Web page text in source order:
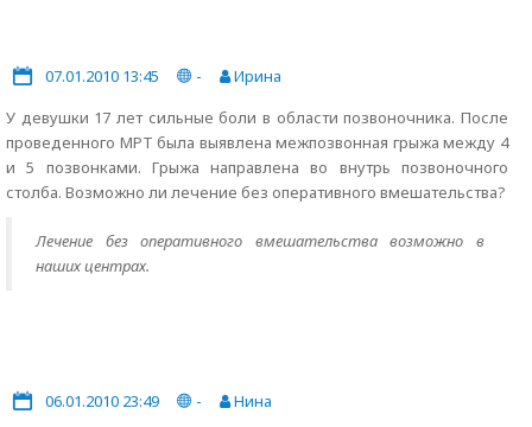
07.01.2010 13:45 -
Ирина
У девушки 17 лет сильные боли в области позвоночника. После
проведенного МРТ была выявлена межпозвонная грыжа между 4
и 5 позвонками. Грыжа направлена во внутрь позвоночного
столба. Возможно ли лечение без оперативного вмешательства?
Лечение без оперативного вмешательства возможно в
наших центрах.
06.01.2010 23:49 -
Нина